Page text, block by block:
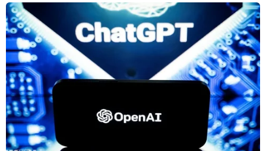
Giá dầu thế giới đi xuống do lo ngại về
nhu cầu sụt giảm
27/02/2020 01:44
Theo các chuyên gia, những rủi ro liên quan đến dịch